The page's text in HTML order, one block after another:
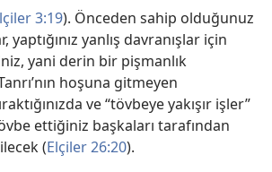
3:19). Önceden sahip olduğunuz
yaptığınız yanlış davranışlar için
yani derin bir pişmanlık
hoşuna gitmeyen
ve “tövbeye yakışır işler”
ettiğiniz başkaları tarafından
(Elçiler 26:20).